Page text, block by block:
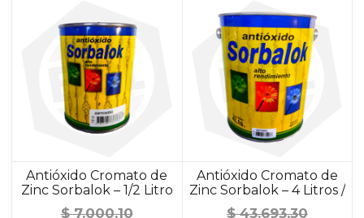
Antióxido Cromato de
Zinc Sorbalok – 1/2 Litro
/ ALUMINIO
$7.000,10
Antióxido Cromato de
Zinc Sorbalok – 4 Litros /
ALUMINIO
$43.693,30